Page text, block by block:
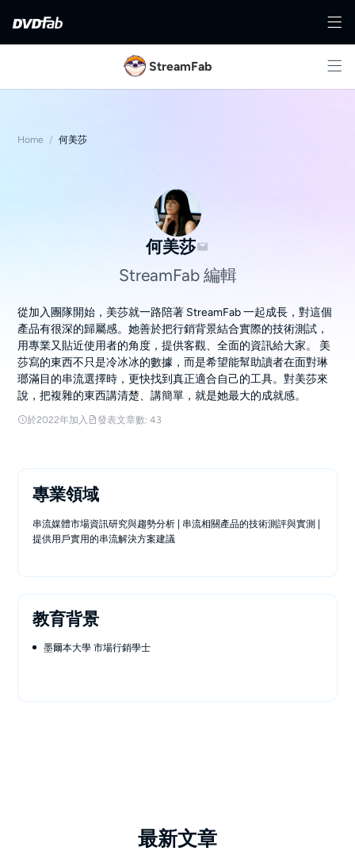
StreamFab
Home / 何美莎
何美莎
StreamFab 編輯
從加入團隊開始，美莎就一路陪著 StreamFab 一起成長，對這個
產品有很深的歸屬感。她善於把行銷背景結合實際的技術測試，
用專業又貼近使用者的角度，提供客觀、全面的資訊給大家。 美
莎寫的東西不只是冷冰冰的數據，而是希望能幫助讀者在面對琳
瑯滿目的串流選擇時，更快找到真正適合自己的工具。對美莎來
說，把複雜的東西講清楚、講簡單，就是她最大的成就感。
於2022年加入 發表文章數: 43
專業領域
串流媒體市場資訊研究與趨勢分析 | 串流相關產品的技術測評與實測 |
提供用戶實用的串流解決方案建議
教育背景
墨爾本大學 市場行銷學士
最新文章